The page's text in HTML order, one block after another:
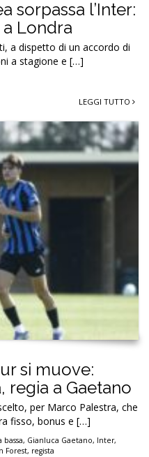
sorpassa l’Inter:
a Londra
a dispetto di un accordo di
a stagione e […]
LEGGI TUTTO
si muove:
regia a Gaetano
per Marco Palestra, che
fisso, bonus e […]
bassa, Gianluca Gaetano, Inter,
Forest, regista